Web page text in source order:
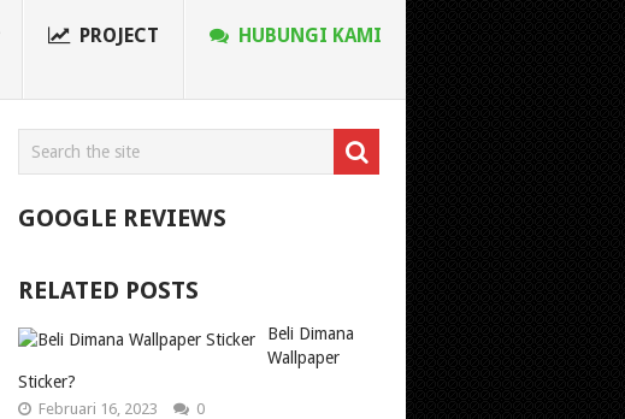
PROJECT HUBUNGI KAMI
GOOGLE REVIEWS
RELATED POSTS
Beli Dimana
Wallpaper
Sticker?
Februari 16, 2023 0